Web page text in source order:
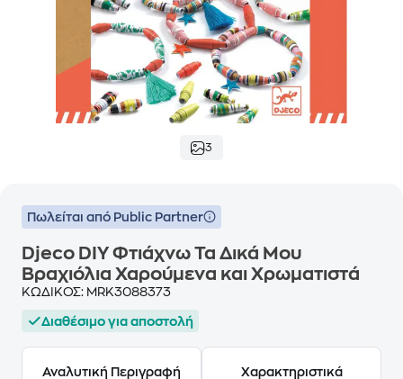
3
Πωλείται από Public Partner
Djeco DIY Φτιάχνω Τα Δικά Μου
Βραχιόλια Χαρούμενα και Χρωματιστά
ΚΩΔΙΚΟΣ: MRK3088373
Διαθέσιμο για αποστολή
Αναλυτική Περιγραφή Χαρακτηριστικά